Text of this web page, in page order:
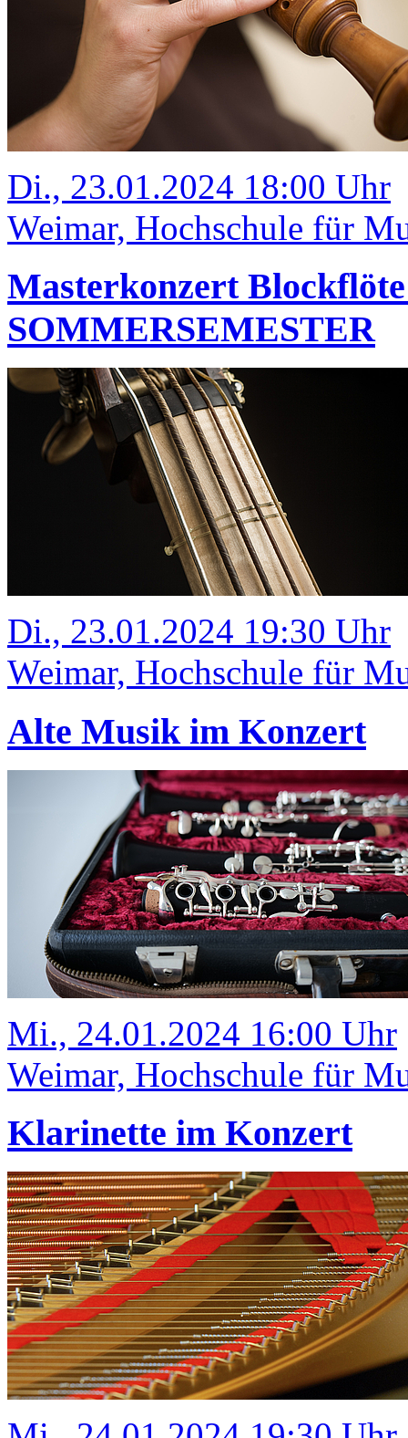
Di., 23.01.2024 18:00 Uhr
Weimar, Hochschule für
Masterkonzert
SOMMERSEMESTER
Di., 23.01.2024 19:30 Uhr
Weimar, Hochschule für
Alte Musik im Konzert
Mi., 24.01.2024 16:00 Uhr
Weimar, Hochschule für
Klarinette im Konzert